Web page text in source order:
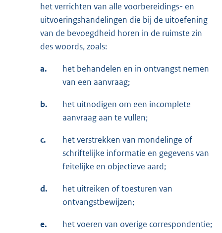
het verrichten van alle voorbereidings- en
uitvoeringshandelingen die bij de uitoefening
van de bevoegdheid horen in de ruimste zin
des woords, zoals:
a.
het behandelen en in ontvangst nemen
van een aanvraag;
b.
het uitnodigen om een incomplete
aanvraag aan te vullen;
c.
het verstrekken van mondelinge of
schriftelijke informatie en gegevens van
feitelijke en objectieve aard;
d.
het uitreiken of toesturen van
ontvangstbewijzen;
e. het voeren van overige correspondentie;